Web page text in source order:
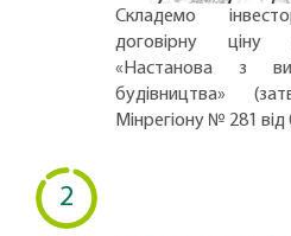
Складемо
договірну ціну
«Настанова з
будівництва»
Мінрегіону № 281 від
2